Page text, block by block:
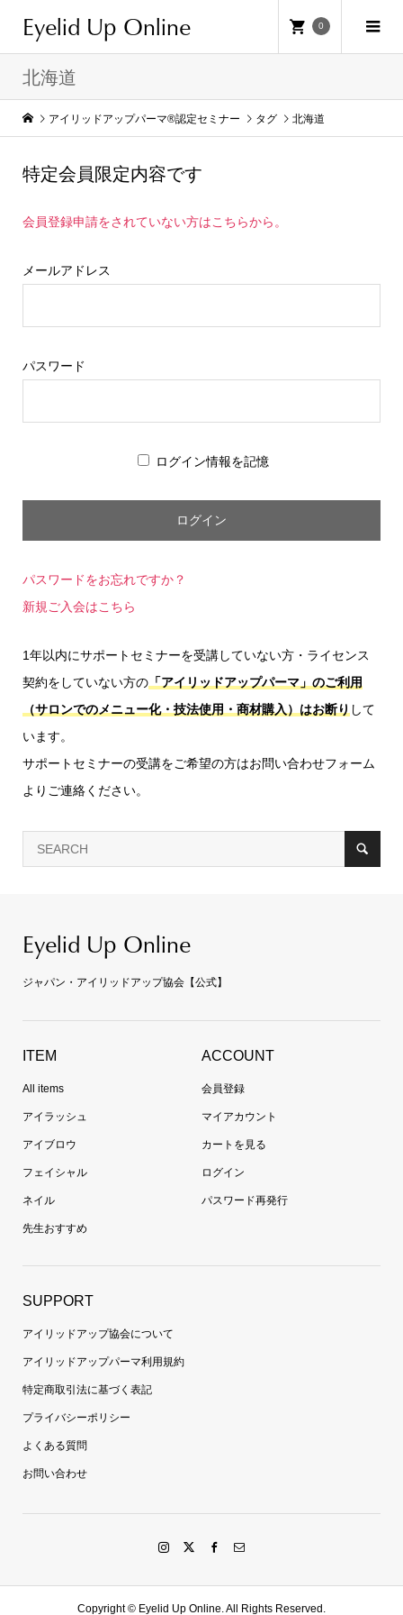
Eyelid Up Online 0
北海道
アイリッドアップパーマ®認定セミナー タグ 北海道
特定会員限定内容です
会員登録申請をされていない方はこちらから。
メールアドレス
パスワード
ログイン情報を記憶
パスワードをお忘れですか？
新規ご入会はこちら
1年以内にサポートセミナーを受講していない方・ライセンス
契約をしていない方の「アイリッドアップパーマ」のご利用
（サロンでのメニュー化・技法使用・商材購入）はお断り して
います。
サポートセミナーの受講をご希望の方はお問い合わせフォーム
よりご連絡ください。
Eyelid Up Online
ジャパン・アイリッドアップ協会【公式】
ITEM
All items
アイラッシュ
アイブロウ
フェイシャル
ネイル
先生おすすめ
ACCOUNT
会員登録
マイアカウント
カートを見る
ログイン
パスワード再発行
SUPPORT
アイリッドアップ協会について
アイリッドアップパーマ利用規約
特定商取引法に基づく表記
プライバシーポリシー
よくある質問
お問い合わせ
Copyright © Eyelid Up Online. All Rights Reserved.